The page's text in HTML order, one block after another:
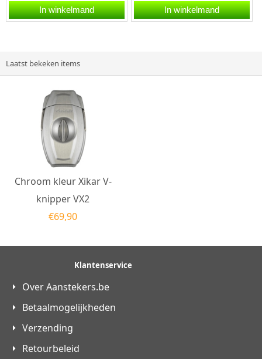
Cutter Red is één
combinatie van de Colibri
In winkelmand
is voorzien van twee
snijmessen van roestvrij...
In winkelmand
Laatst bekeken items
Chroom kleur Xikar V-
knipper VX2
€69,90
Klantenservice
Over Aanstekers.be
Betaalmogelijkheden
Verzending
Retourbeleid